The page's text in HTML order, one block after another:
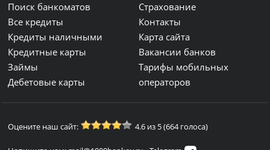
Поиск банкоматов
Все кредиты
Кредиты наличными
Кредитные карты
Займы
Дебетовые карты
Страхование
Контакты
Карта сайта
Вакансии банков
Тарифы мобильных
операторов
Оцените наш сайт: 4.6 из 5 (664 голоса)